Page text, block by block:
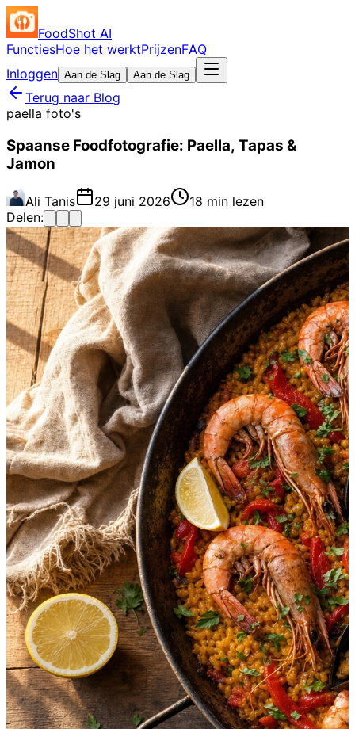
FoodShot AI
FunctiesHoe het werktPrijzenFAQ
Inloggen Aan de Slag Aan de Slag
Terug naar Blog
paella foto's
Spaanse Foodfotografie: Paella, Tapas &
Jamon
Ali Tanis 29 juni 2026
18 min lezen
Delen: